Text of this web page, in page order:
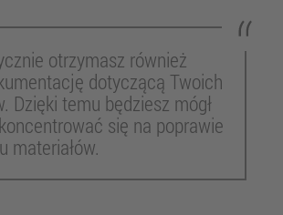
otrzymasz również
dotyczącą Twoich
Dzięki temu będziesz mógł
się na poprawie
materiałów.